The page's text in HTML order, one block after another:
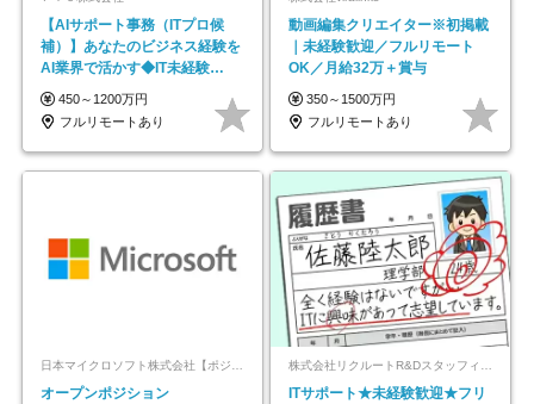
【AIサポート事務（ITプロ候
補）】あなたのビジネス経験を
AI業界で活かす◆IT未経験
OK◆目指せるコンサル
450～1200万円
フルリモートあり
動画編集クリエイター※初掲載
｜未経験歓迎／フルリモート
OK／月給32万＋賞与
350～1500万円
フルリモートあり
オープンポジション
ITサポート★未経験歓迎★フリ